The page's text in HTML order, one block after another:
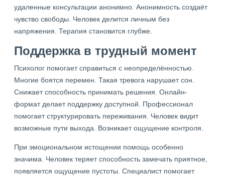
удаленные консультации анонимно. Анонимность создаёт
чувство свободы. Человек делится личным без
напряжения. Терапия становится глубже.
Поддержка в трудный момент
Психолог помогает справиться с неопределённостью.
Многие боятся перемен. Такая тревога нарушает сон.
Снижает способность принимать решения. Онлайн-
формат делает поддержку доступной. Профессионал
помогает структурировать переживания. Человек видит
возможные пути выхода. Возникает ощущение контроля.
При эмоциональном истощении помощь особенно
значима. Человек теряет способность замечать приятное,
появляется ощущение пустоты. Специалист помогает